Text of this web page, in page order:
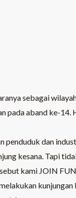
sebagai
pada aband ke-14.
dan
kesana. Tapi
kami JOIN